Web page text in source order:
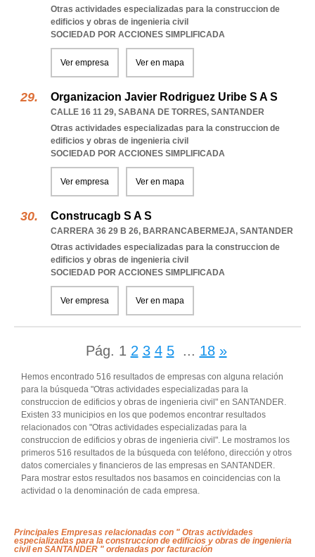
Otras actividades especializadas para la construccion de
edificios y obras de ingenieria civil
SOCIEDAD POR ACCIONES SIMPLIFICADA
Ver empresa Ver en mapa
Organizacion Javier Rodriguez Uribe S A S
CALLE 16 11 29, SABANA DE TORRES, SANTANDER
Otras actividades especializadas para la construccion de
edificios y obras de ingenieria civil
SOCIEDAD POR ACCIONES SIMPLIFICADA
Ver empresa Ver en mapa
Construcagb S A S
CARRERA 36 29 B 26, BARRANCABERMEJA, SANTANDER
Otras actividades especializadas para la construccion de
edificios y obras de ingenieria civil
SOCIEDAD POR ACCIONES SIMPLIFICADA
Ver empresa Ver en mapa
Pág. 1 2 3 4 5 ... 18 »
Hemos encontrado 516 resultados de empresas con alguna relación
para la búsqueda "Otras actividades especializadas para la
construccion de edificios y obras de ingenieria civil" en SANTANDER.
Existen 33 municipios en los que podemos encontrar resultados
relacionados con "Otras actividades especializadas para la
construccion de edificios y obras de ingenieria civil". Le mostramos los
primeros 516 resultados de la búsqueda con teléfono, dirección y otros
datos comerciales y financieros de las empresas en SANTANDER.
Para mostrar estos resultados nos basamos en coincidencias con la
actividad o la denominación de cada empresa.
Principales Empresas relacionadas con " Otras actividades
especializadas para la construccion de edificios y obras de ingenieria
civil en SANTANDER " ordenadas por facturación